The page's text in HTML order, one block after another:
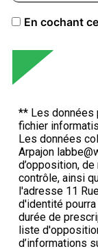
En cochant
** Les données
fichier
Les données
Arpajon
d’opposition,
contrôle, ainsi
l'adresse 11
d'identité
durée de
liste
d’informations